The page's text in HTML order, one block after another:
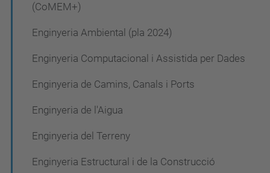
(CoMEM+)
Enginyeria Ambiental (pla 2024)
Enginyeria Computacional i Assistida per Dades
Enginyeria de Camins, Canals i Ports
Enginyeria de l'Aigua
Enginyeria del Terreny
Enginyeria Estructural i de la Construcció